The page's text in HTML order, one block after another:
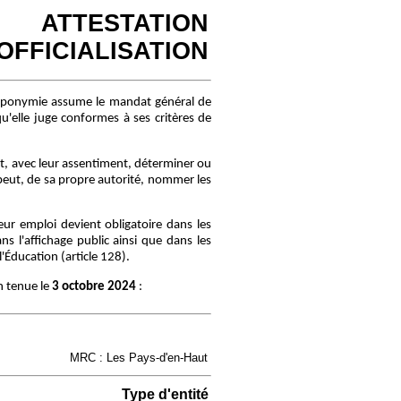
ATTESTATION
assume le mandat général de
juge conformes à ses critères de
avec leur assentiment, déterminer ou
de sa propre autorité, nommer les
emploi devient obligatoire dans les
l'affichage public ainsi que dans les
(article 128).
tenue le 3 octobre 2024 :
MRC : Les Pays-d'en-Haut
Type d'entité